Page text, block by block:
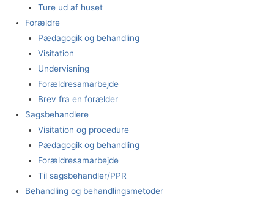
Ture ud af huset
Forældre
Pædagogik og behandling
Visitation
Undervisning
Forældresamarbejde
Brev fra en forælder
Sagsbehandlere
Visitation og procedure
Pædagogik og behandling
Forældresamarbejde
Til sagsbehandler/PPR
Behandling og behandlingsmetoder